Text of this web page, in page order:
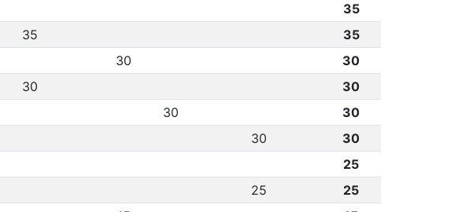
35
35
35
30
30
30
30
30
30
30
30
25
25
25